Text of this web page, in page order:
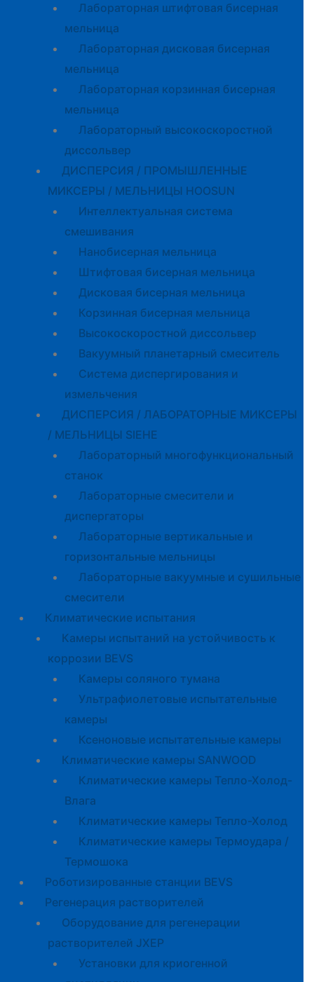
Лабораторная штифтовая бисерная
мельница
Лабораторная дисковая бисерная
мельница
Лабораторная корзинная бисерная
мельница
Лабораторный высокоскоростной
диссольвер
ДИСПЕРСИЯ / ПРОМЫШЛЕННЫЕ
МИКСЕРЫ / МЕЛЬНИЦЫ HOOSUN
Интеллектуальная система
смешивания
Нанобисерная мельница
Штифтовая бисерная мельница
Дисковая бисерная мельница
Корзинная бисерная мельница
Высокоскоростной диссольвер
Вакуумный планетарный смеситель
Система диспергирования и
измельчения
ДИСПЕРСИЯ / ЛАБОРАТОРНЫЕ МИКСЕРЫ
/ МЕЛЬНИЦЫ SIEHE
Лабораторный многофункциональный
станок
Лабораторные смесители и
диспергаторы
Лабораторные вертикальные и
горизонтальные мельницы
Лабораторные вакуумные и сушильные
смесители
Климатические испытания
Камеры испытаний на устойчивость к
коррозии BEVS
Камеры соляного тумана
Ультрафиолетовые испытательные
камеры
Ксеноновые испытательные камеры
Климатические камеры SANWOOD
Климатические камеры Тепло-Холод-
Влага
Климатические камеры Тепло-Холод
Климатические камеры Термоудара /
Термошока
Роботизированные станции BEVS
Регенерация растворителей
Оборудование для регенерации
растворителей JXEP
Установки для криогенной